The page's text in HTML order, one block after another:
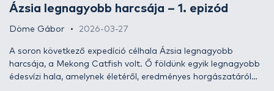
Ázsia legnagyobb harcsája – 1. epizód
Döme Gábor 2026-03-27
A soron következő expedíció célhala Ázsia legnagyobb
harcsája, a Mekong Catfish volt. Ő földünk egyik legnagyobb
édesvízi hala, amelynek életéről, eredményes horgászatáról